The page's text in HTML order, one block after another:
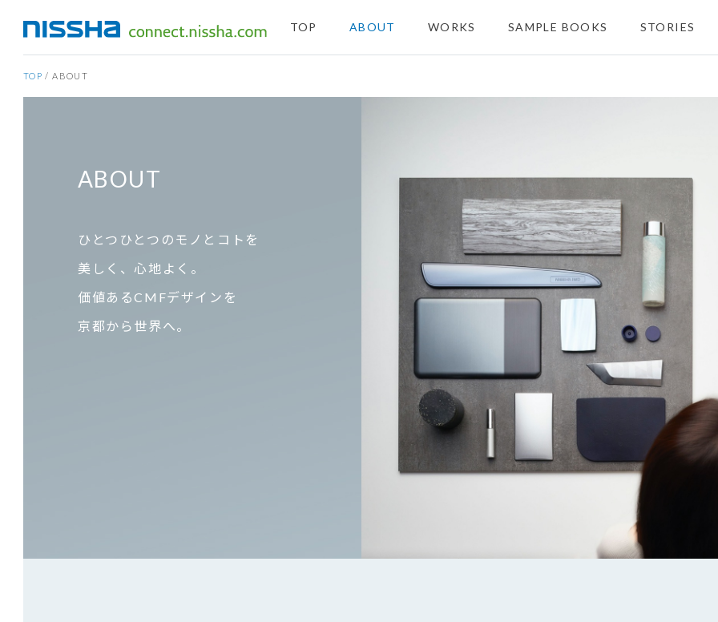
TOP ABOUT WORKS SAMPLE BOOKS STORIES
TOP /ABOUT
ABOUT
ひとつひとつのモノとコトを
美しく、心地よく。
価値あるCMFデザインを
京都から世界へ。